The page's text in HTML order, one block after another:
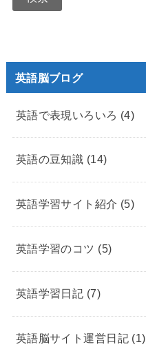
英語脳ブログ
英語で表現いろいろ (4)
英語の豆知識 (14)
英語学習サイト紹介 (5)
英語学習のコツ (5)
英語学習日記 (7)
英語脳サイト運営日記 (1)